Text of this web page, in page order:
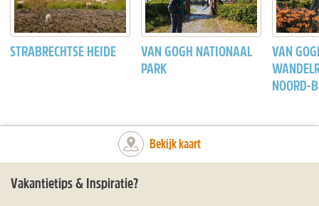
STRABRECHTSE HEIDE
VAN GOGH NATIONAAL
PARK
VAN
NOORD-
Bekijk kaart
Vakantietips & Inspiratie?